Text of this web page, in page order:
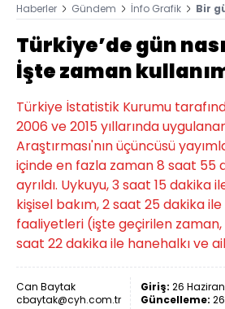
Haberler Gündem İnfo Grafik Bir
Türkiye’de gün
İşte zaman
Türkiye İstatistik Kurumu
2006 ve 2015 yıllarında
Araştırması'nın üçüncüsü
içinde en fazla zaman 8 saat 55
ayrıldı. Uykuyu, 3 saat 15 dakika
kişisel bakım, 2 saat 25 dakika
faaliyetleri (işte geçirilen
saat 22 dakika ile hanehalkı ve
Can Baytak
cbaytak@cyh.com.tr
Giriş: 26 Haziran
Güncelleme: